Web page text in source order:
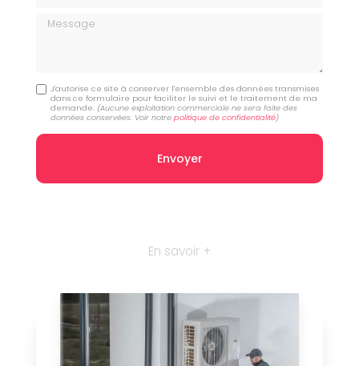
Message
J'autorise ce site à conserver l'ensemble des données transmises
dans ce formulaire pour faciliter le suivi et le traitement de ma
demande. (Aucune exploitation commerciale ne sera faite des
données conservées. Voir notrepolitique de confidentialité)
En savoir +